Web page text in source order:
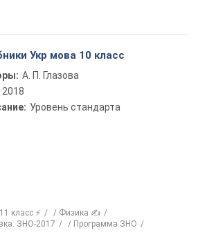
Укр мова 10 класс
А. П. Глазова
2018
Уровень стандарта
класс ⚡
Физика ✍
ЗНО-2017
Программа ЗНО